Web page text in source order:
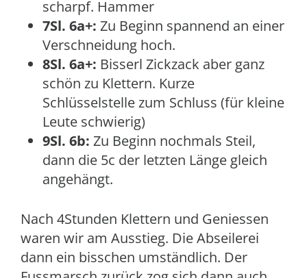
scharpf. Hammer
7Sl. 6a+: Zu Beginn spannend an einer
Verschneidung hoch.
8Sl. 6a+: Bisserl Zickzack aber ganz
schön zu Klettern. Kurze
Schlüsselstelle zum Schluss (für kleine
Leute schwierig)
9Sl. 6b: Zu Beginn nochmals Steil,
dann die 5c der letzten Länge gleich
angehängt.
Nach 4Stunden Klettern und Geniessen
waren wir am Ausstieg. Die Abseilerei
dann ein bisschen umständlich. Der